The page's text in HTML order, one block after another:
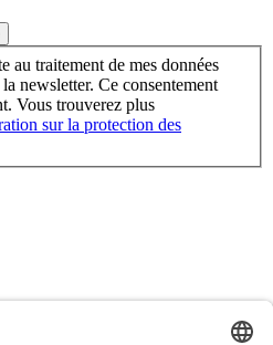
au traitement de mes données
newsletter. Ce consentement
Vous trouverez plus
sur la protection des